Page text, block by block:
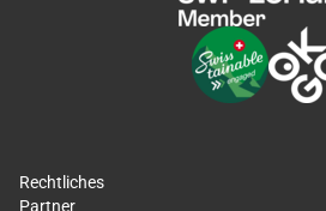
Rechtliches
Partner